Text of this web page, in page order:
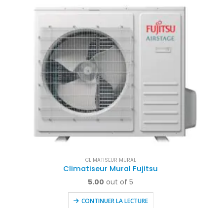
CLIMATISEUR MURAL
Climatiseur Mural Fujitsu
5.00 out of 5
CONTINUER LA LECTURE